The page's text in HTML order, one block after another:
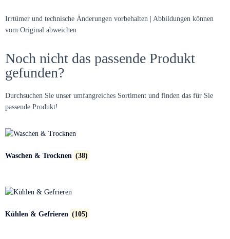
Irrtümer und technische Änderungen vorbehalten | Abbildungen können
vom Original abweichen
Noch nicht das passende Produkt
gefunden?
Durchsuchen Sie unser umfangreiches Sortiment und finden das für Sie
passende Produkt!
Waschen & Trocknen (38)
Kühlen & Gefrieren (105)